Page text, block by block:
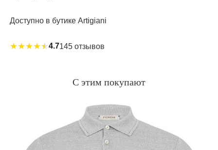
Доступно в бутике Artigiani
★★★★★4.7145 отзывов
С этим покупают